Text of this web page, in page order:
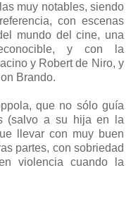
muy notables, siendo
con escenas
mundo del cine, una
y con la
y Robert de Niro, y
Brando.
que no sólo guía
(salvo a su hija en la
llevar con muy buen
partes, con sobriedad
violencia cuando la